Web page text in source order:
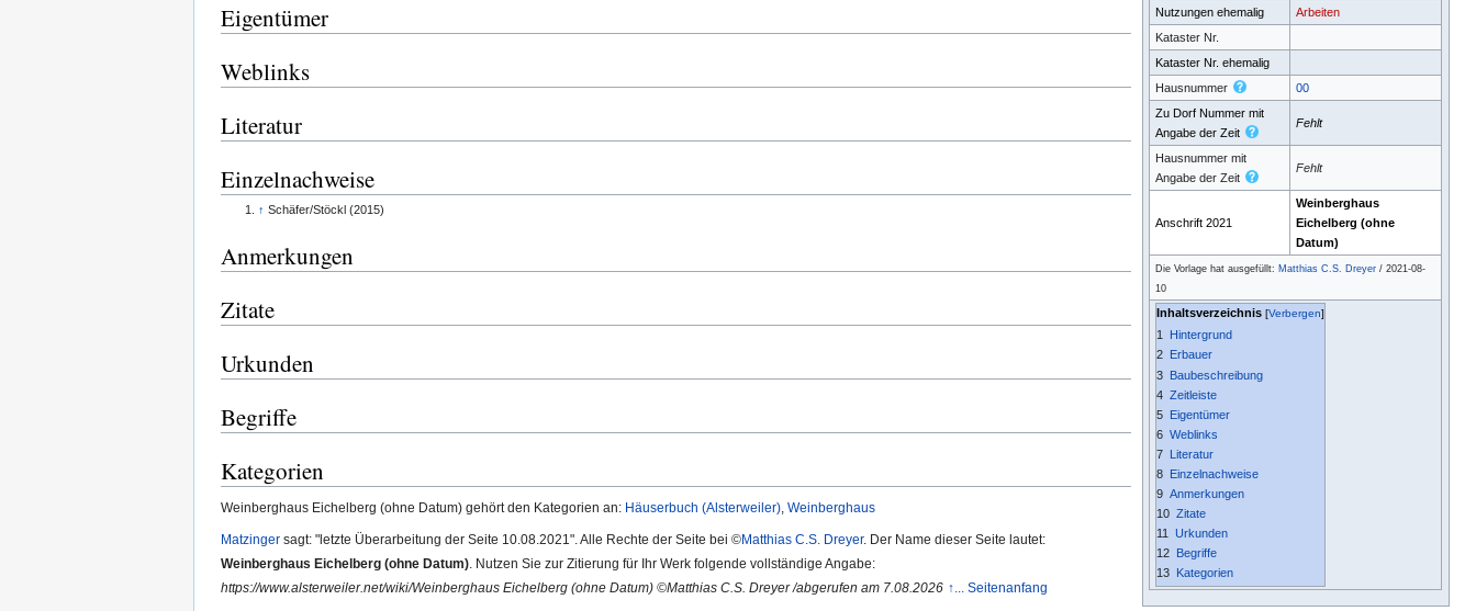
Nutzungen ehemalig
Arbeiten
Kataster Nr.
Kataster Nr. ehemalig
Hausnummer
00
Zu Dorf Nummer mit
Angabe der Zeit
Fehlt
Hausnummer mit
Angabe der Zeit
Fehlt
Anschrift 2021
Weinberghaus
Eichelberg (ohne
Datum)
Die Vorlage hat ausgefüllt: Matthias C.S. Dreyer/ 2021-08-
10
Inhaltsverzeichnis
1
Hintergrund
2
Erbauer
3
Baubeschreibung
4 Zeitleiste
5
Eigentümer
6 Weblinks
7
Literatur
8
Einzelnachweise
9 Anmerkungen
10 Zitate
11
Urkunden
12
Begriffe
13
Kategorien
Eigentümer
Weblinks
Literatur
Einzelnachweise
↑ Schäfer/Stöckl (2015)
Anmerkungen
Zitate
Urkunden
Begriffe
Kategorien
Weinberghaus Eichelberg (ohne Datum) gehört den Kategorien an: Häuserbuch (Alsterweiler) Weinberghaus
Matzinger sagt: "letzte Überarbeitung der Seite 10.08.2021". Alle Rechte der Seite bei ©Matthias C.S. Dreyer. Der Name dieser Seite lautet:
Weinberghaus Eichelberg (ohne Datum) . Nutzen Sie zur Zitierung für Ihr Werk folgende vollständige Angabe:
https://www.alsterweiler.net/wiki/Weinberghaus Eichelberg (ohne Datum) ©Matthias C.S. Dreyer /abgerufen am 7.08.2026 ↑... Seitenanfang